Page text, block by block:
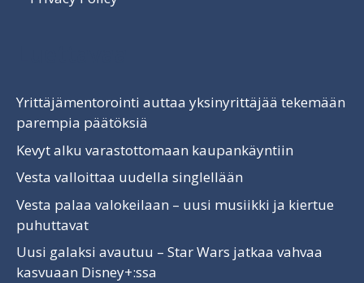
Yrittäjämentorointi auttaa yksinyrittäjää tekemään
parempia päätöksiä
Kevyt alku varastottomaan kaupankäyntiin
Vesta valloittaa uudella singlellään
Vesta palaa valokeilaan – uusi musiikki ja kiertue
puhuttavat
Uusi galaksi avautuu – Star Wars jatkaa vahvaa
kasvuaan Disney+:ssa